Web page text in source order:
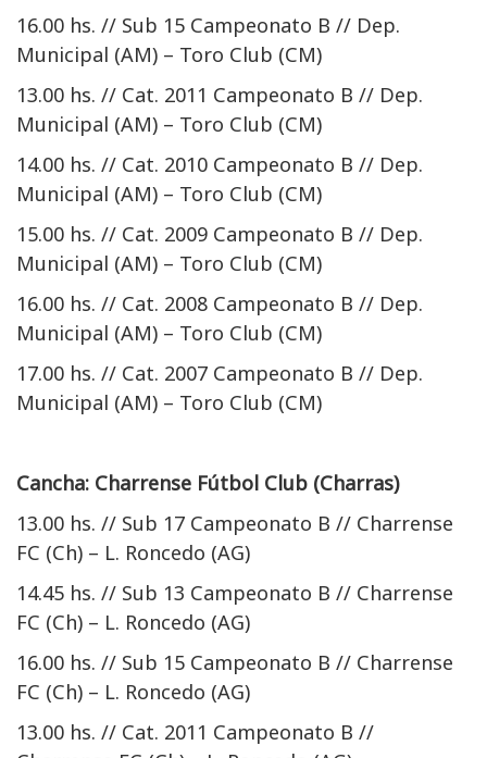
16.00 hs. // Sub 15 Campeonato B // Dep.
Municipal (AM) – Toro Club (CM)
13.00 hs. // Cat. 2011 Campeonato B // Dep.
Municipal (AM) – Toro Club (CM)
14.00 hs. // Cat. 2010 Campeonato B // Dep.
Municipal (AM) – Toro Club (CM)
15.00 hs. // Cat. 2009 Campeonato B // Dep.
Municipal (AM) – Toro Club (CM)
16.00 hs. // Cat. 2008 Campeonato B // Dep.
Municipal (AM) – Toro Club (CM)
17.00 hs. // Cat. 2007 Campeonato B // Dep.
Municipal (AM) – Toro Club (CM)
Cancha: Charrense Fútbol Club (Charras)
13.00 hs. // Sub 17 Campeonato B // Charrense
FC (Ch) – L. Roncedo (AG)
14.45 hs. // Sub 13 Campeonato B // Charrense
FC (Ch) – L. Roncedo (AG)
16.00 hs. // Sub 15 Campeonato B // Charrense
FC (Ch) – L. Roncedo (AG)
13.00 hs. // Cat. 2011 Campeonato B //